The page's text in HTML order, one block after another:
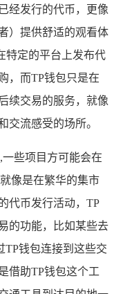
经发行的代币，更像
）提供舒适的观看体
特定的平台上发布代
，而TP钱包只是在
续交易的服务，就像
交流感受的场所。
些项目方可能会在
像是在繁华的集市
代币发行活动，TP
的功能，比如某些去
TP钱包连接到这些交
借助TP钱包这个工